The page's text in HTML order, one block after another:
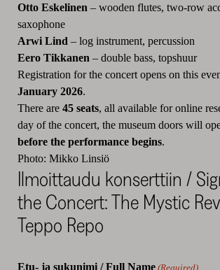
Otto Eskelinen – wooden flutes, two-row
saxophone
Arwi Lind – log instrument, percussion
Eero Tikkanen – double bass, topshuur
Registration for the concert opens on this
January 2026.
There are 45 seats, all available for online
day of the concert, the museum doors will
before the performance begins.
Photo: Mikko Linsiö
Ilmoittaudu konserttiin /
the Concert: The Mystic
Teppo Repo
Etu- ja sukunimi / Full Name (Required)